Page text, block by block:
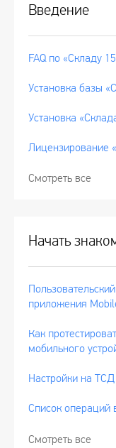
Введение
FAQ по «Складу
Установка базы
Установка
Лицензирование
Смотреть все
Начать
приложения
Как
мобильного
Настройки на
Список операций
Смотреть все